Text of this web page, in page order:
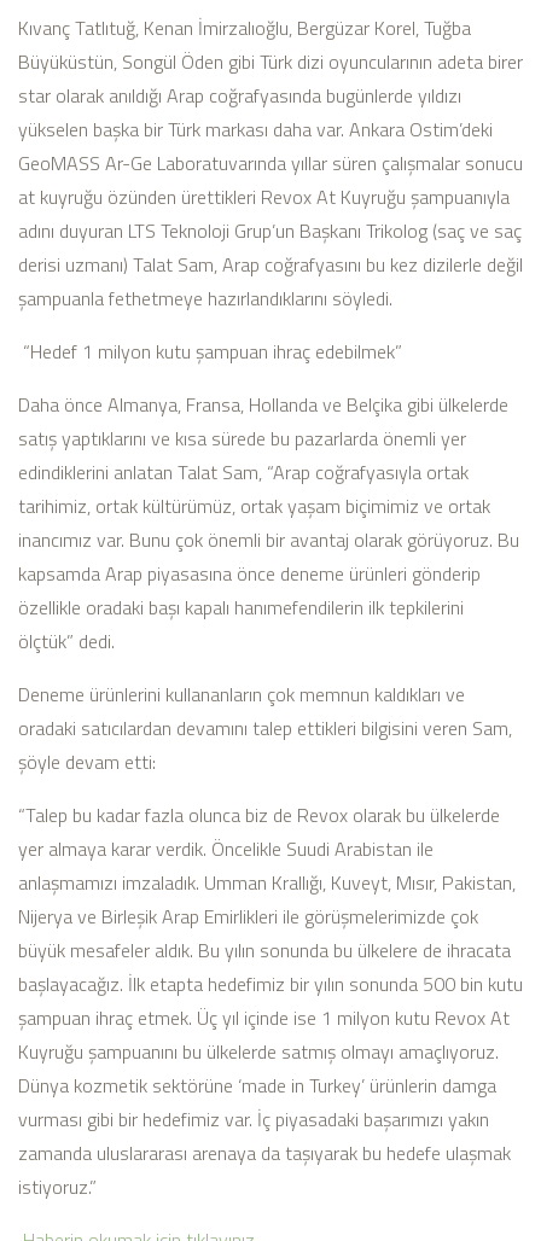
Kıvanç Tatlıtuğ, Kenan İmirzalıoğlu, Bergüzar Korel, Tuğba
Büyüküstün, Songül Öden gibi Türk dizi oyuncularının adeta birer
star olarak anıldığı Arap coğrafyasında bugünlerde yıldızı
yükselen başka bir Türk markası daha var. Ankara Ostim’deki
GeoMASS Ar-Ge Laboratuvarında yıllar süren çalışmalar sonucu
at kuyruğu özünden ürettikleri Revox At Kuyruğu şampuanıyla
adını duyuran LTS Teknoloji Grup’un Başkanı Trikolog (saç ve saç
derisi uzmanı) Talat Sam, Arap coğrafyasını bu kez dizilerle değil
şampuanla fethetmeye hazırlandıklarını söyledi.
“Hedef 1 milyon kutu şampuan ihraç edebilmek”
Daha önce Almanya, Fransa, Hollanda ve Belçika gibi ülkelerde
satış yaptıklarını ve kısa sürede bu pazarlarda önemli yer
edindiklerini anlatan Talat Sam, “Arap coğrafyasıyla ortak
tarihimiz, ortak kültürümüz, ortak yaşam biçimimiz ve ortak
inancımız var. Bunu çok önemli bir avantaj olarak görüyoruz. Bu
kapsamda Arap piyasasına önce deneme ürünleri gönderip
özellikle oradaki başı kapalı hanımefendilerin ilk tepkilerini
ölçtük” dedi.
Deneme ürünlerini kullananların çok memnun kaldıkları ve
oradaki satıcılardan devamını talep ettikleri bilgisini veren Sam,
şöyle devam etti:
“Talep bu kadar fazla olunca biz de Revox olarak bu ülkelerde
yer almaya karar verdik. Öncelikle Suudi Arabistan ile
anlaşmamızı imzaladık. Umman Krallığı, Kuveyt, Mısır, Pakistan,
Nijerya ve Birleşik Arap Emirlikleri ile görüşmelerimizde çok
büyük mesafeler aldık. Bu yılın sonunda bu ülkelere de ihracata
başlayacağız. İlk etapta hedefimiz bir yılın sonunda 500 bin kutu
şampuan ihraç etmek. Üç yıl içinde ise 1 milyon kutu Revox At
Kuyruğu şampuanını bu ülkelerde satmış olmayı amaçlıyoruz.
Dünya kozmetik sektörüne ‘made in Turkey’ ürünlerin damga
vurması gibi bir hedefimiz var. İç piyasadaki başarımızı yakın
zamanda uluslararası arenaya da taşıyarak bu hedefe ulaşmak
istiyoruz.”